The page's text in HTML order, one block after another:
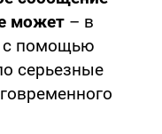
может – в
с помощью
серьезные